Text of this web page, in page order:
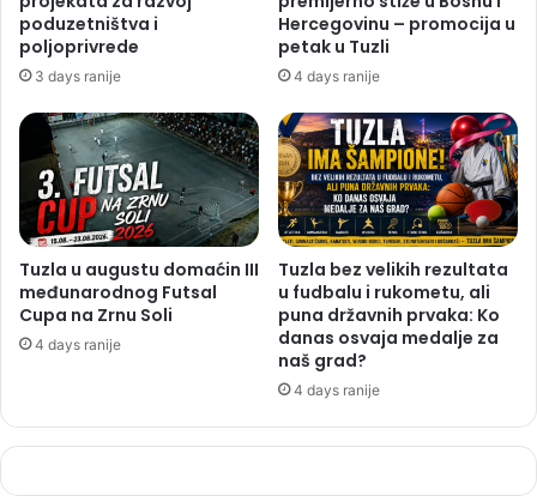
poduzetništva i
poljoprivrede
3 days ranije
Hercegovinu – promocija u
petak u Tuzli
4 days ranije
Tuzla u augustu domaćin III
međunarodnog Futsal
Cupa na Zrnu Soli
4 days ranije
Tuzla bez velikih rezultata
u fudbalu i rukometu, ali
puna državnih prvaka: Ko
danas osvaja medalje za
naš grad?
4 days ranije